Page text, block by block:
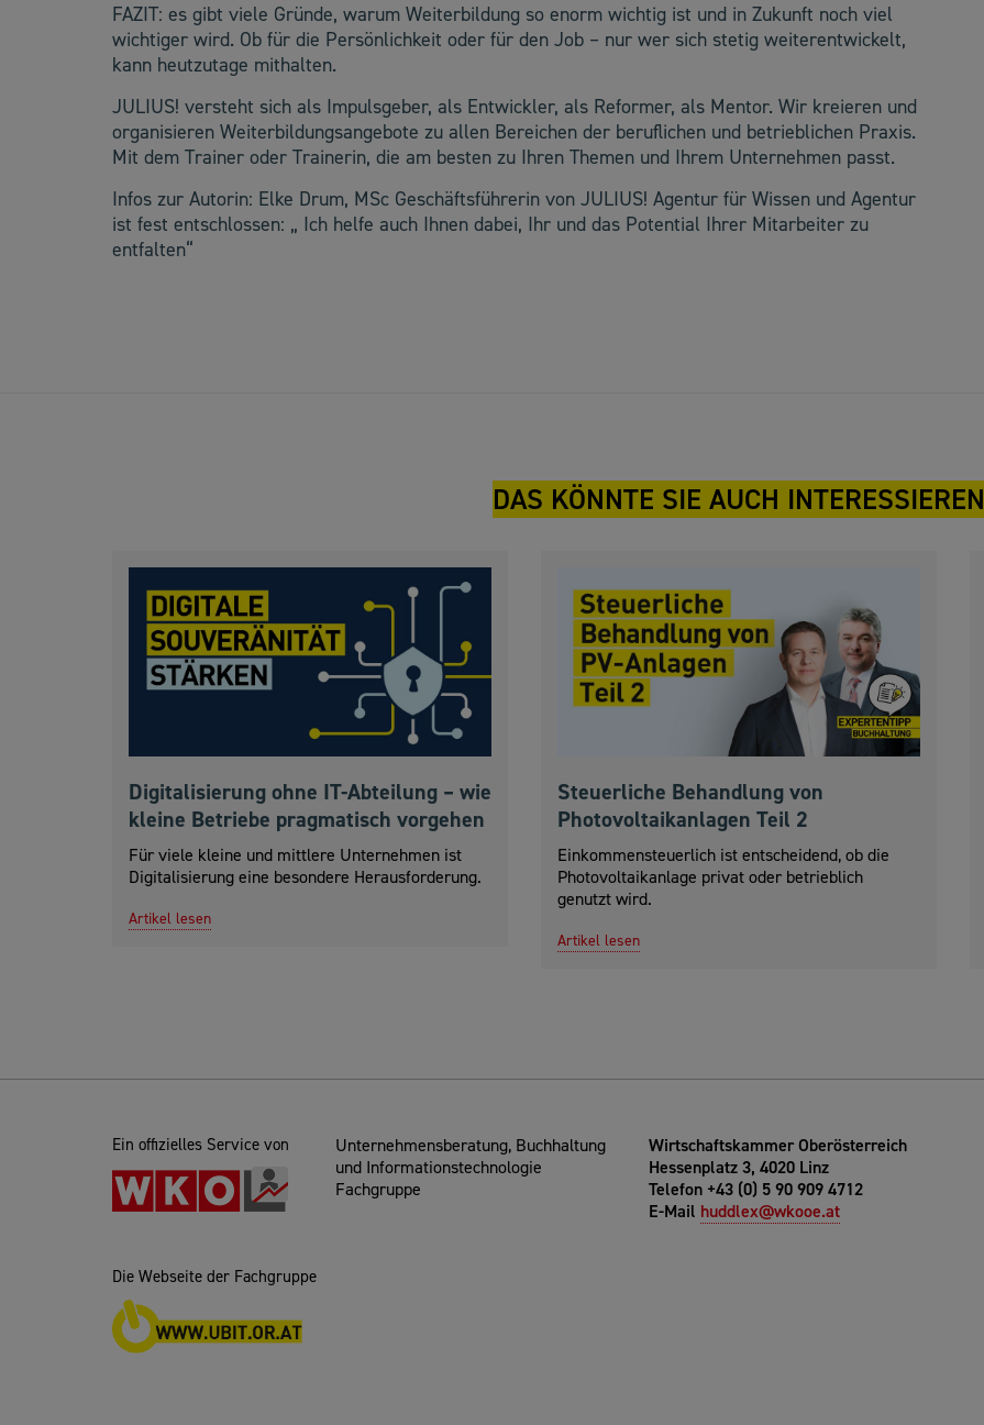
FAZIT: es gibt viele Gründe, warum Weiterbildung so enorm wichtig ist und in Zukunft noch viel
wichtiger wird. Ob für die Persönlichkeit oder für den Job – nur wer sich stetig weiterentwickelt,
kann heutzutage mithalten.
JULIUS! versteht sich als Impulsgeber, als Entwickler, als Reformer, als Mentor. Wir kreieren und
organisieren Weiterbildungsangebote zu allen Bereichen der beruflichen und betrieblichen Praxis.
Mit dem Trainer oder Trainerin, die am besten zu Ihren Themen und Ihrem Unternehmen passt.
Infos zur Autorin: Elke Drum, MSc Geschäftsführerin von JULIUS! Agentur für Wissen und Agentur
ist fest entschlossen: „ Ich helfe auch Ihnen dabei, Ihr und das Potential Ihrer Mitarbeiter zu
entfalten“
DAS KÖNNTE SIE AUCH INTERESSIEREN
Digitalisierung ohne IT-Abteilung – wie
kleine Betriebe pragmatisch vorgehen
Für viele kleine und mittlere Unternehmen ist
Digitalisierung eine besondere Herausforderung.
Artikel lesen
Steuerliche Behandlung von
Photovoltaikanlagen Teil 2
Einkommensteuerlich ist entscheidend, ob die
Photovoltaikanlage privat oder betrieblich
genutzt wird.
Artikel lesen
Ein offizielles Service von
Unternehmensberatung, Buchhaltung
und Informationstechnologie
Fachgruppe
Wirtschaftskammer Oberösterreich
Hessenplatz 3, 4020 Linz
Telefon +43 (0) 5 90 909 4712
E-Mail huddlex@wkooe.at
Die Webseite der Fachgruppe